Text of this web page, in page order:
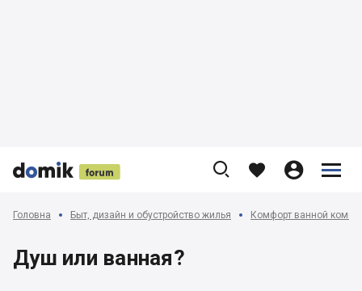


 
    


Головна Быт, дизайн и обустройство жилья Комфорт ванной
Душ или ванная?